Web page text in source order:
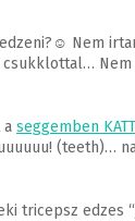
Nem
a seggemben KATT
(teeth)…
tricepsz edzes